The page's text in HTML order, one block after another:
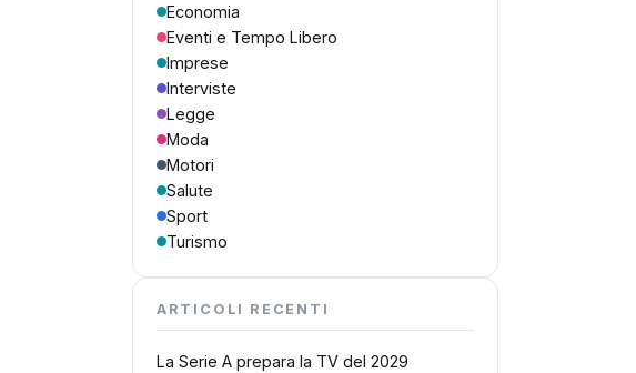
Economia
Eventi e Tempo Libero
Imprese
Interviste
Legge
Moda
Motori
Salute
Sport
Turismo
ARTICOLI RECENTI
La Serie A prepara la TV del 2029